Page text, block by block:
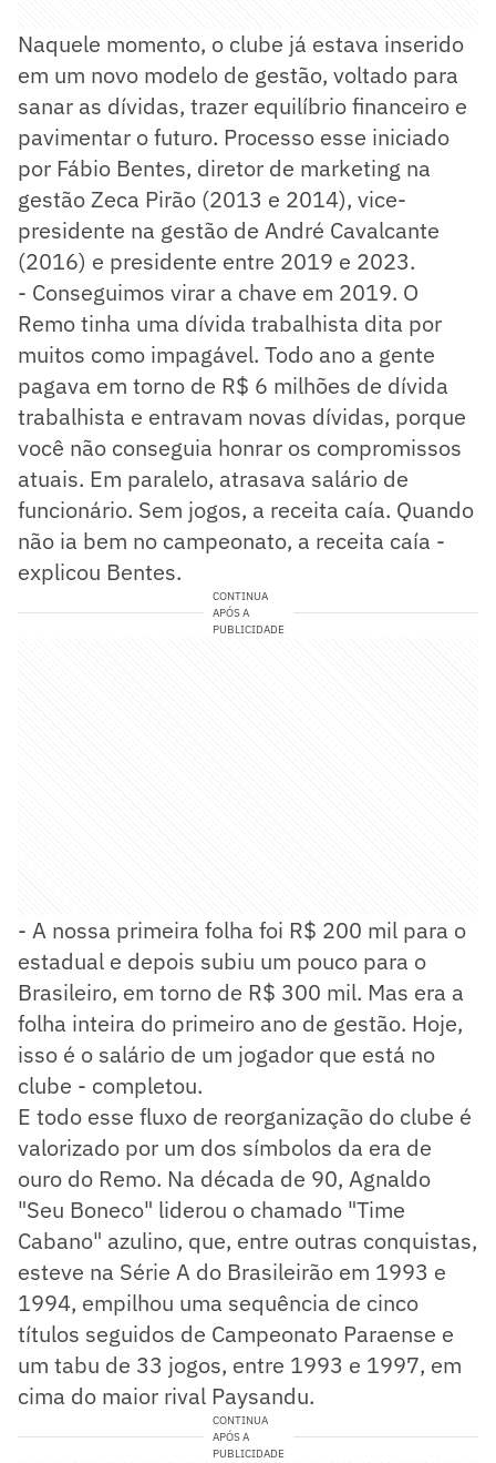
Naquele momento, o clube já estava inserido
em um novo modelo de gestão, voltado para
sanar as dívidas, trazer equilíbrio financeiro e
pavimentar o futuro. Processo esse iniciado
por Fábio Bentes, diretor de marketing na
gestão Zeca Pirão (2013 e 2014), vice-
presidente na gestão de André Cavalcante
(2016) e presidente entre 2019 e 2023.
- Conseguimos virar a chave em 2019. O
Remo tinha uma dívida trabalhista dita por
muitos como impagável. Todo ano a gente
pagava em torno de R$ 6 milhões de dívida
trabalhista e entravam novas dívidas, porque
você não conseguia honrar os compromissos
atuais. Em paralelo, atrasava salário de
funcionário. Sem jogos, a receita caía. Quando
não ia bem no campeonato, a receita caía -
explicou Bentes.
CONTINUA
APÓS A
PUBLICIDADE
- A nossa primeira folha foi R$ 200 mil para o
estadual e depois subiu um pouco para o
Brasileiro, em torno de R$ 300 mil. Mas era a
folha inteira do primeiro ano de gestão. Hoje,
isso é o salário de um jogador que está no
clube - completou.
E todo esse fluxo de reorganização do clube é
valorizado por um dos símbolos da era de
ouro do Remo. Na década de 90, Agnaldo
"Seu Boneco" liderou o chamado "Time
Cabano" azulino, que, entre outras conquistas,
esteve na Série A do Brasileirão em 1993 e
1994, empilhou uma sequência de cinco
títulos seguidos de Campeonato Paraense e
um tabu de 33 jogos, entre 1993 e 1997, em
cima do maior rival Paysandu.
CONTINUA
APÓS A
PUBLICIDADE